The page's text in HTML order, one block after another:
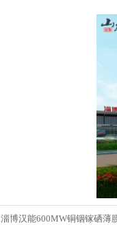
淄博汉能600MW铜铟镓硒薄